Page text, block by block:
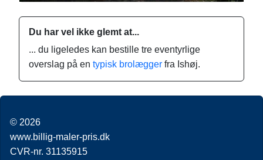
Du har vel ikke glemt at...
... du ligeledes kan bestille tre eventyrlige
overslag på en typisk brolægger fra Ishøj.
© 2026
www.billig-maler-pris.dk
CVR-nr. 31135915